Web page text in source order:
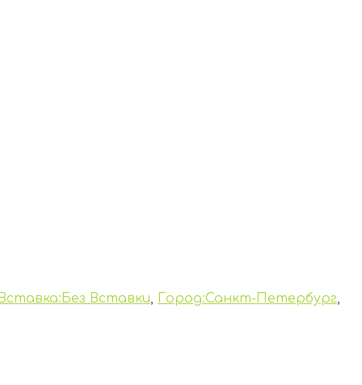
Вставки, Город:Санкт-Петербург,